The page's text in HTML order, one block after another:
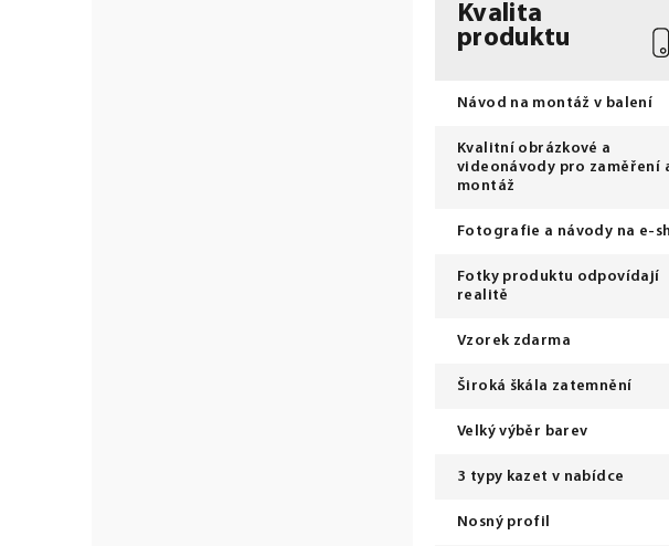
Kvalita
produktu
Návod na montáž v balení
Kvalitní obrázkové a
videonávody pro zaměření
montáž
Fotografie a návody na e-
Fotky produktu odpovídají
realitě
Vzorek zdarma
Široká škála zatemnění
Velký výběr barev
3 typy kazet v nabídce
Nosný profil